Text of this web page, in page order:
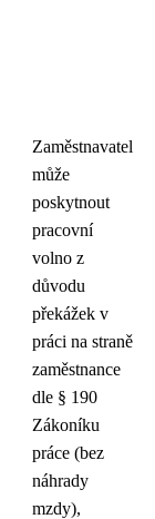
Zaměstnavatel
může
poskytnout
pracovní
volno z
důvodu
překážek v
práci na straně
zaměstnance
dle § 190
Zákoníku
práce (bez
náhrady
mzdy),